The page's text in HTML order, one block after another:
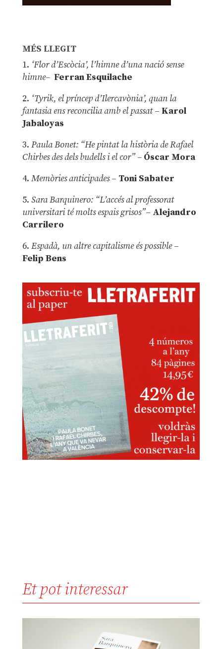
MÉS LLEGIT
1. ‘Flor d’Escòcia’, l’himne d’una nació sense
himne– Ferran Esquilache
2. ‘Tyrik, el príncep d’Ilercavònia’, quan la
fantasia ens reconcilia amb el passat– Karol
Jabaloyas
3. Paula Bonet: “He pintat la història de Rafael
Chirbes des dels budells i el cor” –Óscar Mora
4. Memòries anticipades– Toni Sabater
5. Sara Barquinero: “L’accés al professorat
universitari té molts espais grisos”– Alejandro
Carrilero
6. Espadà, un altre capitalisme és possible –
Felip Bens
Et pot interessar